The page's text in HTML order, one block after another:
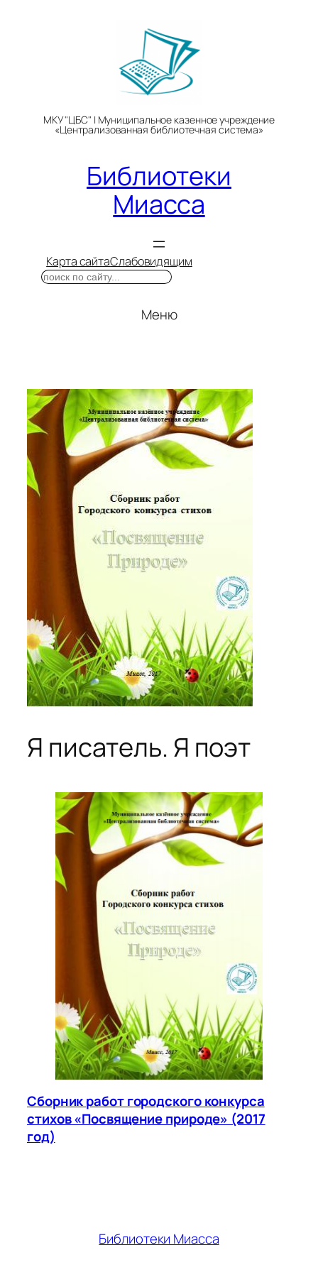
МКУ "ЦБС" | Муниципальное казенное учреждение
«Централизованная библиотечная система»
Библиотеки
Миасса
Карта сайтаСлабовидящим
Поиск
Меню
Я писатель. Я поэт
Сборник работ городского конкурса
стихов «Посвящение природе» (2017
год)
Библиотеки Миасса